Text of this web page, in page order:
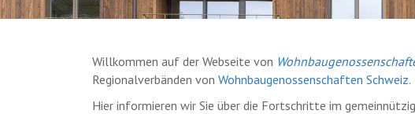
Willkommen auf der Webseite von
Regionalverbänden von Wohnbaugenossenschaften Schweiz.
Hier informieren wir Sie über die Fortschritte im